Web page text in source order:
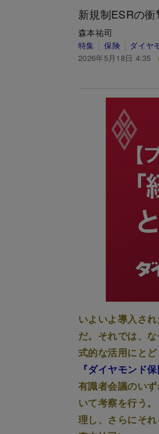
新規制ESRの衝
森本祐司
特集 保険
ダイヤ
2026年5月18日 4:35
いよいよ導入さ
だ。それでは、
式的な活用にと
『ダイヤモンド保
有識者会議のい
いて考察を行う
理し、さらにそ